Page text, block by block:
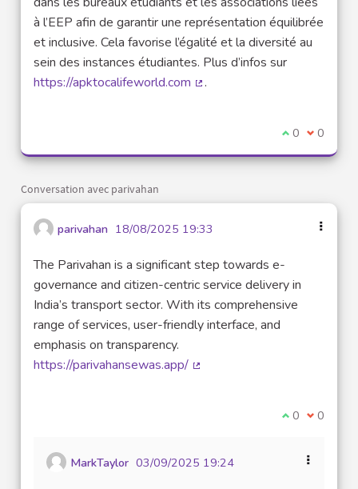
à l’EEP afin de garantir une représentation équilibrée
et inclusive. Cela favorise l’égalité et la diversité au
sein des instances étudiantes. Plus d’infos sur
https://apktocalifeworld.com
.
Je suis
0 Je ne
0
Conversation avec parivahan
parivahan 18/08/2025 19:33
The Parivahan is a significant step towards e-
governance and citizen-centric service delivery in
India’s transport sector. With its comprehensive
range of services, user-friendly interface, and
emphasis on transparency.
https://parivahansewas.app/
Je suis
0 Je ne
0
MarkTaylor 03/09/2025 19:24